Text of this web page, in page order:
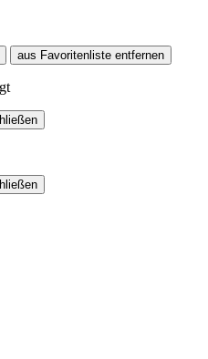
aus Favoritenliste entfernen